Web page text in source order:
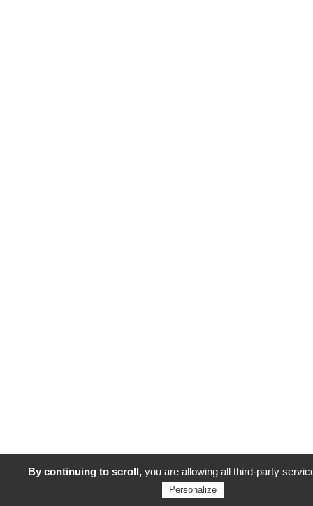
By continuing to scroll,you are allowing all third-party
Personalize